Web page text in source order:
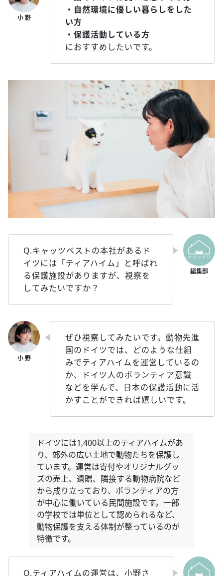
・自然環境に優しい暮らしをした
い方
・保護活動している方
におすすめしたいです。
Q.キャッツベストの本社があるド
イツには「ティアハイム」と呼ばれ
る保護施設がありますが、視察を
してみたいですか？
ぜひ視察してみたいです。動物先進
国のドイツでは、どのような仕組
みでティアハイムを運営しているの
か、ドイツ人のボランティア意識
などを学んで、日本の保護活動に活
かすことができれば嬉しいです。
ドイツには1,400以上のティアハイムがあ
り、郊外の広い土地で動物たちを保護し
ています。運営は寄付やオリジナルグッ
ズの売上、遺贈、隣接する動物病院など
から成り立っており、ボランティアの方
が中心に働いている民間施設です。一部
の学校では単位として認められるなど、
動物保護を支える体制が整っているのが
特徴です。
Q.ティアハイムの運営は、小野さ